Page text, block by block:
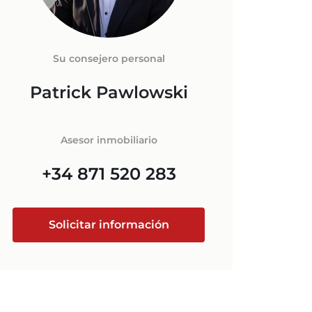
+34 871 520 283
Su consejero personal
Patrick Pawlowski
Asesor inmobiliario
+34 871 520 283
Solicitar información